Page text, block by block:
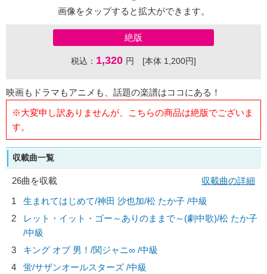
画像をタップすると拡大ができます。
絶版
税込： 1,320 円 [本体 1,200円]
映画もドラマもアニメも、話題の楽譜はココにある！
※大変申し訳ありませんが、こちらの商品は絶版でございま
す。
収載曲一覧
26曲を収載
収載曲の詳細
1
生まれてはじめて/神田 沙也加/松 たか子 /中級
2
レット・イット・ゴー～ありのままで～(劇中歌)/松 たか子
/中級
3
キング オブ 男！/関ジャニ∞ /中級
4
蛍/サザンオールスターズ /中級